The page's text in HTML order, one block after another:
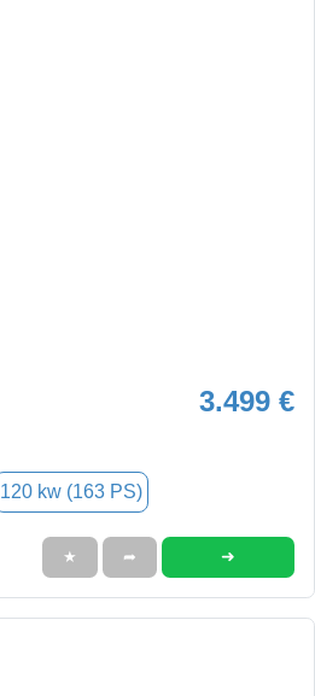
3.499 €
120 kw (163 PS)
★ ➦ ➜